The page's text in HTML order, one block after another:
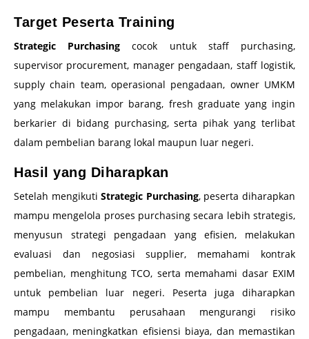
Target Peserta Training
Strategic Purchasing cocok untuk staff purchasing,
supervisor procurement, manager pengadaan, staff logistik,
supply chain team, operasional pengadaan, owner UMKM
yang melakukan impor barang, fresh graduate yang ingin
berkarier di bidang purchasing, serta pihak yang terlibat
dalam pembelian barang lokal maupun luar negeri.
Hasil yang Diharapkan
Setelah mengikutiStrategic Purchasing, peserta diharapkan
mampu mengelola proses purchasing secara lebih strategis,
menyusun strategi pengadaan yang efisien, melakukan
evaluasi dan negosiasi supplier, memahami kontrak
pembelian, menghitung TCO, serta memahami dasar EXIM
untuk pembelian luar negeri. Peserta juga diharapkan
mampu membantu perusahaan mengurangi risiko
pengadaan, meningkatkan efisiensi biaya, dan memastikan